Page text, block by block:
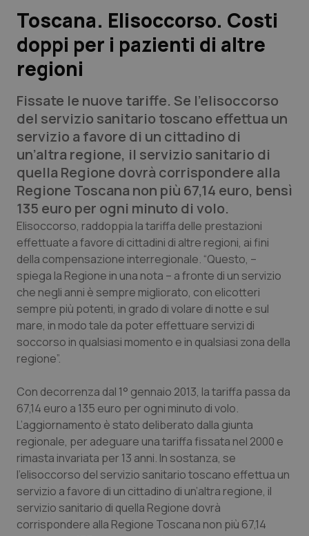
Lavoro e Professioni
Scienza e Farmaci
Studi e Analisi
Lettere al direttore
Edizioni Regionali
QS Pro
Professionisti Sanitari.AI
Abruzzo
Basilicata
Calabria
Campania
Emilia-Romagna
Friuli Venezia Giulia
Lazio
Liguria
QS Pro Gold
Artrite & artrosi
Asma & BPCO
Car-T
Colesterolo & coronaropatie
Dermatite Atopica
Diabete & glucometri
Disturbi dell’umore
QS Club Newsletter
Toscana. Elisoccorso. Costi
doppi per i pazienti di altre
regioni
Fissate le nuove tariffe. Se l’elisoccorso
del servizio sanitario toscano effettua un
servizio a favore di un cittadino di
un’altra regione, il servizio sanitario di
quella Regione dovrà corrispondere alla
Regione Toscana non più 67,14 euro, bensì
135 euro per ogni minuto di volo.
Elisoccorso, raddoppia la tariffa delle prestazioni
effettuate a favore di cittadini di altre regioni, ai fini
della compensazione interregionale. “Questo, –
spiega la Regione in una nota – a fronte di un servizio
che negli anni è sempre migliorato, con elicotteri
sempre più potenti, in grado di volare di notte e sul
mare, in modo tale da poter effettuare servizi di
soccorso in qualsiasi momento e in qualsiasi zona della
regione”.
Con decorrenza dal 1° gennaio 2013, la tariffa passa da
67,14 euro a 135 euro per ogni minuto di volo.
L’aggiornamento è stato deliberato dalla giunta
regionale, per adeguare una tariffa fissata nel 2000 e
rimasta invariata per 13 anni. In sostanza, se
l’elisoccorso del servizio sanitario toscano effettua un
servizio a favore di un cittadino di un’altra regione, il
servizio sanitario di quella Regione dovrà
corrispondere alla Regione Toscana non più 67,14